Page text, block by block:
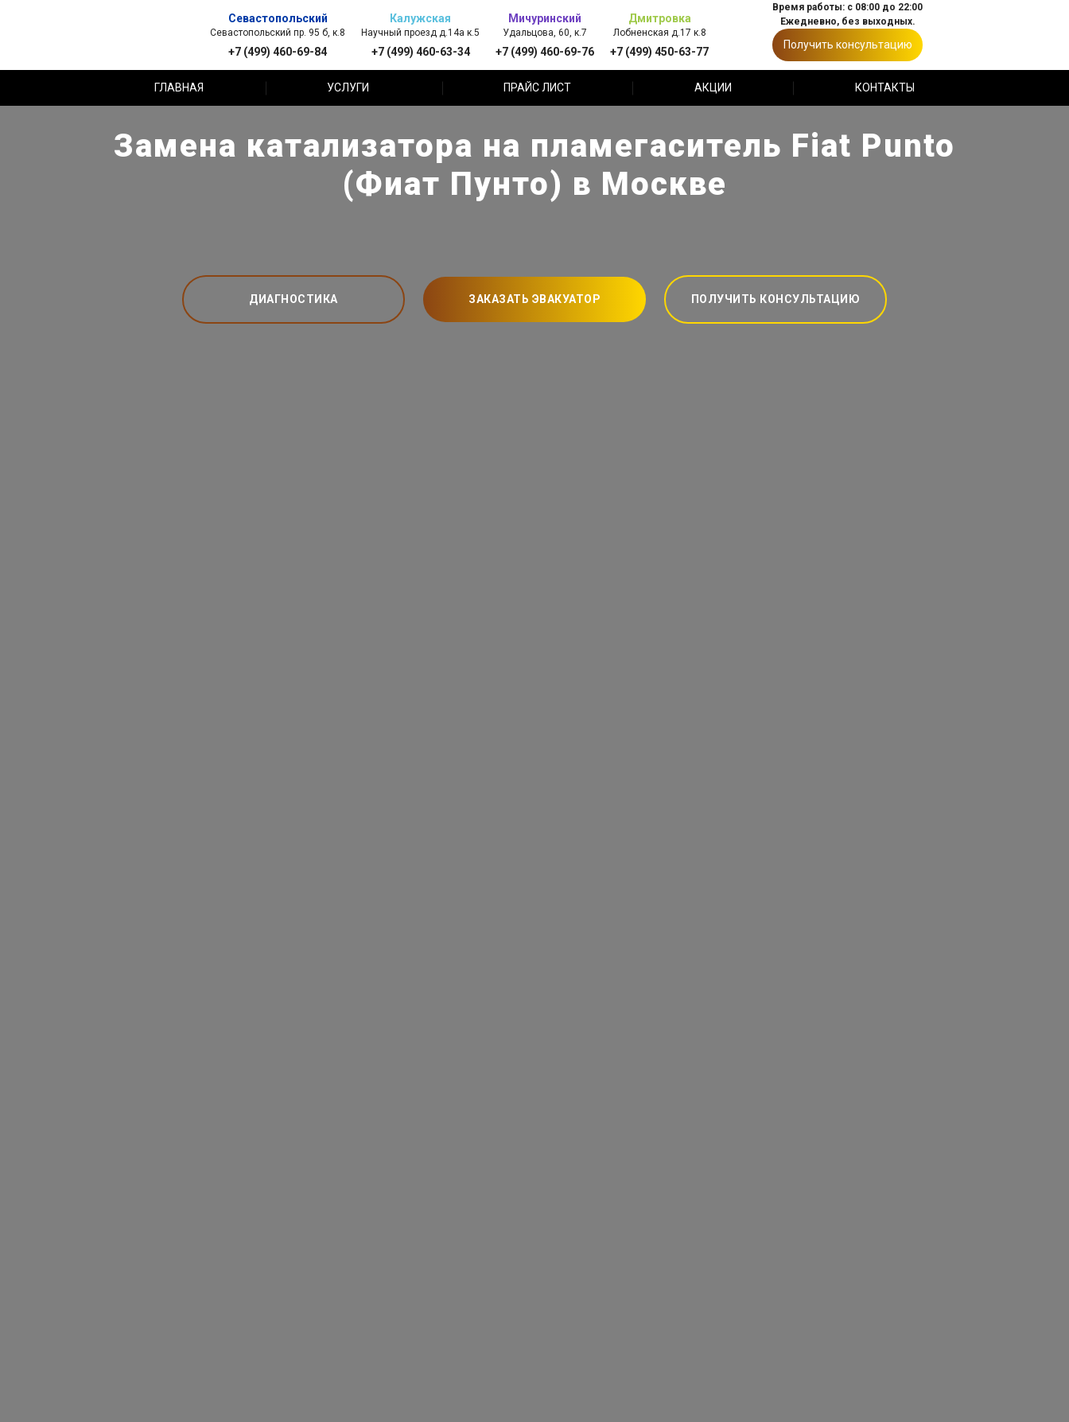
Севастопольский
Севастопольский пр. 95 б, к.8
+7 (499) 460-69-84
Калужская
Научный проезд д.14а к.5
+7 (499) 460-63-34
Мичуринский
Удальцова, 60, к.7
+7 (499) 460-69-76
Дмитровка
Лобненская д.17 к.8
+7 (499) 450-63-77
Время работы: с 08:00 до 22:00
Ежедневно, без выходных.
Получить консультацию
ГЛАВНАЯ УСЛУГИ ПРАЙС ЛИСТ АКЦИИ КОНТАКТЫ
Замена катализатора на пламегаситель Fiat Punto
(Фиат Пунто) в Москве
ДИАГНОСТИКА ЗАКАЗАТЬ ЭВАКУАТОР ПОЛУЧИТЬ КОНСУЛЬТАЦИЮ